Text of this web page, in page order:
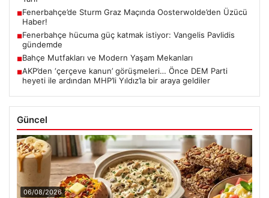
■Fenerbahçe’de Sturm Graz Maçında Oosterwolde’den Üzücü
Haber!
■Fenerbahçe hücuma güç katmak istiyor: Vangelis Pavlidis
gündemde
■Bahçe Mutfakları ve Modern Yaşam Mekanları
■AKP’den ‘çerçeve kanun’ görüşmeleri… Önce DEM Parti
heyeti ile ardından MHP’li Yıldız’la bir araya geldiler
Güncel
06/08/2026